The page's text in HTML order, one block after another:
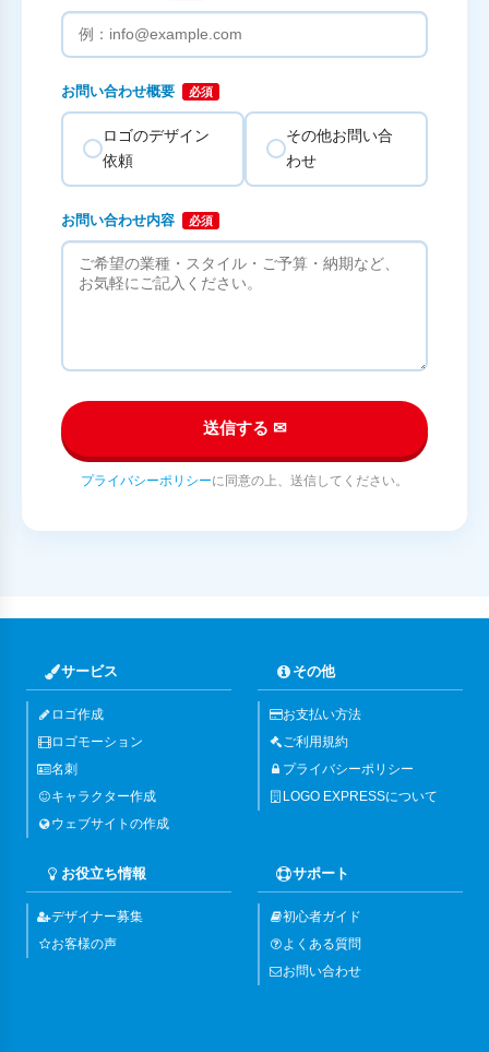
お問い合わせ概要 必須
ロゴのデザイン
依頼
その他お問い合
わせ
お問い合わせ内容 必須
送信する ✉
プライバシーポリシーに同意の上、送信してください。
サービス
ロゴ作成
ロゴモーション
名刺
キャラクター作成
ウェブサイトの作成
その他
お支払い方法
ご利用規約
プライバシーポリシー
LOGO EXPRESSについて
お役立ち情報
デザイナー募集
お客様の声
サポート
初心者ガイド
よくある質問
お問い合わせ